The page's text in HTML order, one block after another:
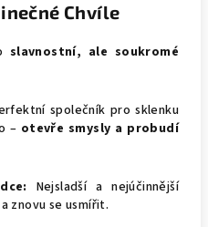
Chvíle
slavnostní, ale soukromé
společník pro sklenku
– otevře smysly a probudí
Nejsladší a nejúčinnější
znovu se usmířit.